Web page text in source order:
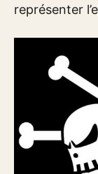
représenter